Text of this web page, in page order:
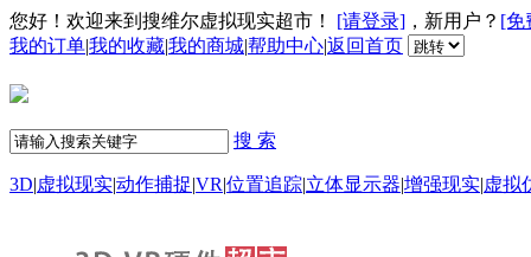
您好！欢迎来到搜维尔虚拟现实超市！ [请登录] ，新用户？ [免
我的订单|我的收藏|我的商城|帮助中心|返回首页
搜 索
3D|虚拟现实|动作捕捉|VR|位置追踪|立体显示器|增强现实|虚拟